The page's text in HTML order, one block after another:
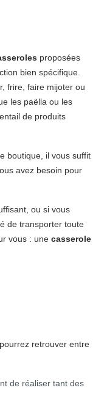
proposées
bien spécifique.
frire, faire mijoter ou
les paëlla ou les
de produits
boutique, il vous suffit
avez besoin pour
ou si vous
de transporter toute
vous : une casserole
retrouver entre
de réaliser tant des